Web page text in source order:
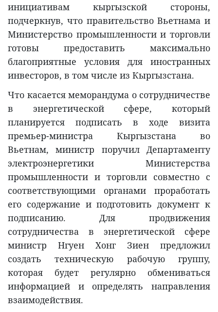
инициативам кыргызской стороны,
подчеркнув, что правительство Вьетнама и
Министерство промышленности и торговли
готовы предоставить максимально
благоприятные условия для иностранных
инвесторов, в том числе из Кыргызстана.
Что касается меморандума о сотрудничестве
в энергетической сфере, который
планируется подписать в ходе визита
премьер-министра Кыргызстана во
Вьетнам, министр поручил Департаменту
электроэнергетики Министерства
промышленности и торговли совместно с
соответствующими органами проработать
его содержание и подготовить документ к
подписанию. Для продвижения
сотрудничества в энергетической сфере
министр Нгуен Хонг Зиен предложил
создать техническую рабочую группу,
которая будет регулярно обмениваться
информацией и определять направления
взаимодействия.